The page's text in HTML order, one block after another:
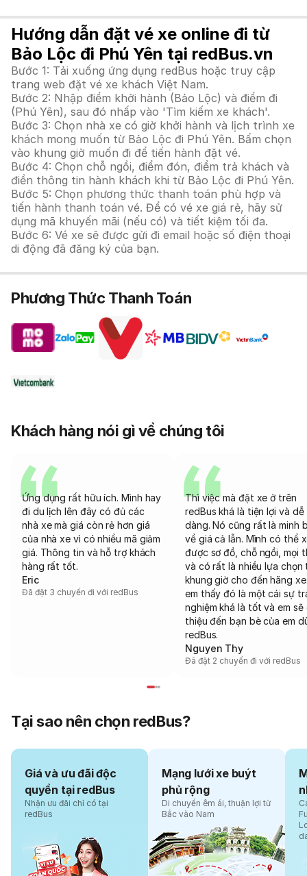
Hướng dẫn đặt vé xe online đi từ
Bảo Lộc đi Phú Yên tại redBus.vn
Bước 1: Tải xuống ứng dụng redBus hoặc truy cập
trang web đặt vé xe khách Việt Nam.
Bước 2: Nhập điểm khởi hành (Bảo Lộc) và điểm đi
(Phú Yên), sau đó nhấp vào 'Tìm kiếm xe khách'.
Bước 3: Chọn nhà xe có giờ khởi hành và lịch trình xe
khách mong muốn từ Bảo Lộc đi Phú Yên. Bấm chọn
vào khung giờ muốn đi để tiến hành đặt vé.
Bước 4: Chọn chỗ ngồi, điểm đón, điểm trả khách và
điền thông tin hành khách khi từ Bảo Lộc đi Phú Yên.
Bước 5: Chọn phương thức thanh toán phù hợp và
tiến hành thanh toán vé. Để có vé xe giá rẻ, hãy sử
dụng mã khuyến mãi (nếu có) và tiết kiệm tối đa.
Bước 6: Vé xe sẽ được gửi đi email hoặc số điện thoại
di động đã đăng ký của bạn.
Phương Thức Thanh Toán
Khách hàng nói gì về chúng tôi
Ứng dụng rất hữu ích. Mình hay
đi du lịch lên đây có đủ các
nhà xe mà giá còn rẻ hơn giá
của nhà xe vì có nhiều mã giảm
giá. Thông tin và hỗ trợ khách
hàng rất tốt.
Eric
Đã đặt 3 chuyến đi với redBus
Thì việc mà đặt xe ở trên
redBus khá là tiện lợi và dễ
dàng. Nó cũng rất là minh
về giá cả lẫn. Mình có thể
được sơ đồ, chỗ ngồi, mọi
và có rất là nhiều lựa chọn
khung giờ cho đến hãng
em thấy đó là một cái sự
nghiệm khá là tốt và em sẽ
thiệu đến bạn bè của em
redBus.
Nguyen Thy
Đã đặt 2 chuyến đi với redBus
Tại sao nên chọn redBus?
Giá và ưu đãi độc
quyền tại redBus
Nhận ưu đãi chỉ có tại
redBus
Mạng lưới xe buýt
phủ rộng
Di chuyển êm ái, thuận lợi từ
Bắc vào Nam